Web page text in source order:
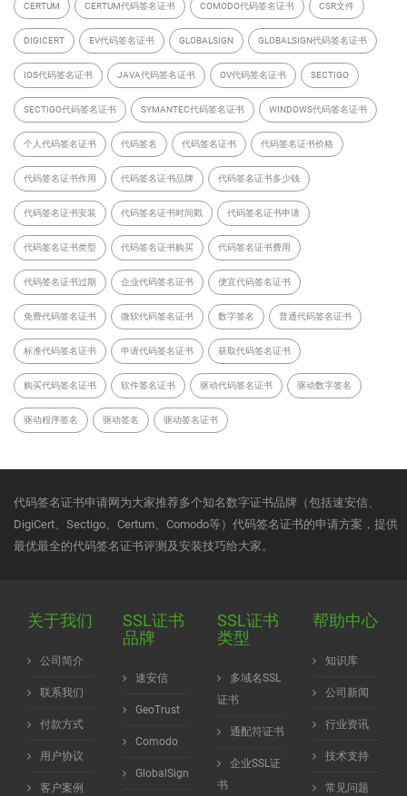
CERTUM CERTUM代码签名证书 COMODO代码签名证书 CSR文件
DIGICERT EV代码签名证书 GLOBALSIGN GLOBALSIGN代码签名证书
IOS代码签名证书 JAVA代码签名证书 OV代码签名证书 SECTIGO
SECTIGO代码签名证书 SYMANTEC代码签名证书 WINDOWS代码签名证书
个人代码签名证书 代码签名 代码签名证书 代码签名证书价格
代码签名证书作用 代码签名证书品牌 代码签名证书多少钱
代码签名证书安装 代码签名证书时间戳 代码签名证书申请
代码签名证书类型 代码签名证书购买 代码签名证书费用
代码签名证书过期 企业代码签名证书 便宜代码签名证书
免费代码签名证书 微软代码签名证书 数字签名 普通代码签名证书
标准代码签名证书 申请代码签名证书 获取代码签名证书
购买代码签名证书 软件签名证书 驱动代码签名证书 驱动数字签名
驱动程序签名 驱动签名 驱动签名证书
代码签名证书申请网为大家推荐多个知名数字证书品牌（包括速安信、
DigiCert、Sectigo、Certum、Comodo等）代码签名证书的申请方案，提供
最优最全的代码签名证书评测及安装技巧给大家。
关于我们
公司简介
联系我们
付款方式
用户协议
客户案例
SSL证书
品牌
速安信
GeoTrust
Comodo
GlobalSign
SSL证书
类型
多域名SSL
证书
通配符证书
企业SSL证
书
帮助中心
知识库
公司新闻
行业资讯
技术支持
常见问题